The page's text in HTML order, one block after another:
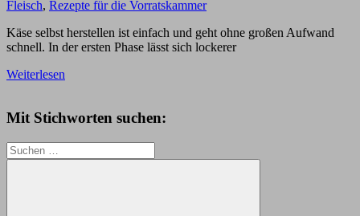
Fleisch, Rezepte für die Vorratskammer
Käse selbst herstellen ist einfach und geht ohne großen Aufwand
schnell. In der ersten Phase lässt sich lockerer
Weiterlesen
Mit Stichworten suchen:
Suchen
nach: